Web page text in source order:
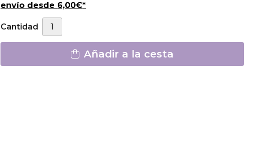
envío desde 6,00€*
Cantidad
Añadir a la cesta